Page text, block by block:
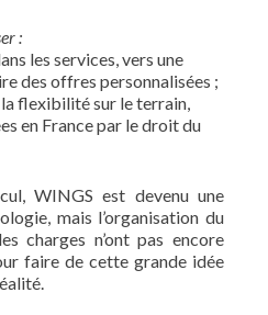
:
les services, vers une
des offres personnalisées ;
flexibilité sur le terrain,
en France par le droit du
WINGS est devenu une
mais l’organisation du
charges n’ont pas encore
faire de cette grande idée